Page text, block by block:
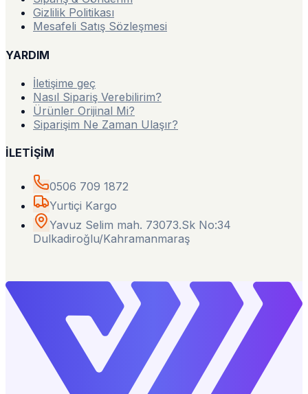
Gizlilik Politikası
Mesafeli Satış Sözleşmesi
YARDIM
İletişime geç
Nasıl Sipariş Verebilirim?
Ürünler Orijinal Mi?
Siparişim Ne Zaman Ulaşır?
İLETİŞİM
0506 709 1872
Yurtiçi Kargo
Yavuz Selim mah. 73073.Sk No:34
Dulkadiroğlu/Kahramanmaraş